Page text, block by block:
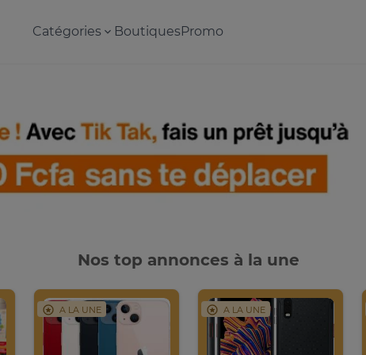
Catégories BoutiquesPromo
Nos top annonces à la une
A LA UNE A LA UNE